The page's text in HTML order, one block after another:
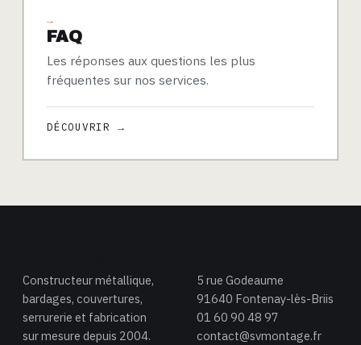
→
FAQ
Les réponses aux questions les plus
fréquentes sur nos services.
DÉCOUVRIR →
Constructeur métallique,
bardages, couvertures,
serrurerie et fabrication
sur mesure depuis 2004.
5 rue Godeaume
91640 Fontenay-lès-Briis
01 60 90 48 97
contact@svmontage.fr